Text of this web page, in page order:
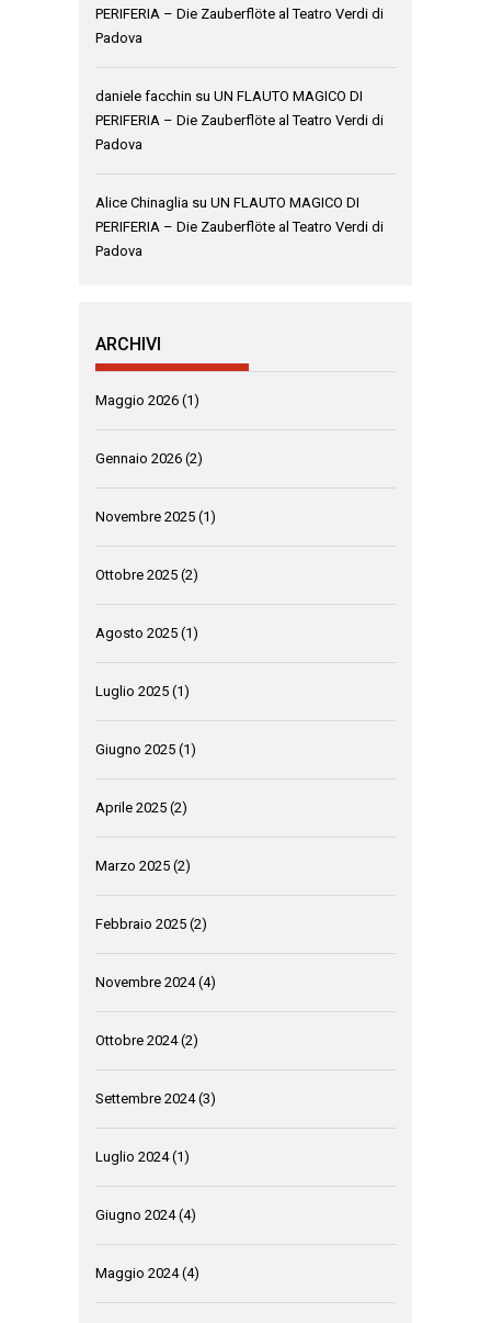
PERIFERIA – Die Zauberflöte al Teatro Verdi di
Padova
daniele facchin su UN FLAUTO MAGICO DI
PERIFERIA – Die Zauberflöte al Teatro Verdi di
Padova
Alice Chinaglia su UN FLAUTO MAGICO DI
PERIFERIA – Die Zauberflöte al Teatro Verdi di
Padova
ARCHIVI
Maggio 2026 (1)
Gennaio 2026 (2)
Novembre 2025 (1)
Ottobre 2025 (2)
Agosto 2025 (1)
Luglio 2025 (1)
Giugno 2025 (1)
Aprile 2025 (2)
Marzo 2025 (2)
Febbraio 2025 (2)
Novembre 2024(4)
Ottobre 2024(2)
Settembre 2024(3)
Luglio 2024(1)
Giugno 2024(4)
Maggio 2024(4)